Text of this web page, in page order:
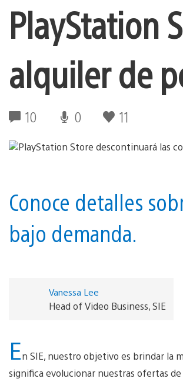
PlayStation
alquiler de
10 0 11
Conoce detalles
bajo demanda.
Vanessa Lee
Head of Video Business, SIE
En SIE, nuestro objetivo es brindar la
significa evolucionar nuestras ofertas